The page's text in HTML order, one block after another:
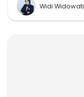
Widi Widowati